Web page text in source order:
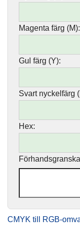
Magenta färg (M):
Gul färg (Y):
Svart nyckelfärg
Hex:
CMYK till RGB-